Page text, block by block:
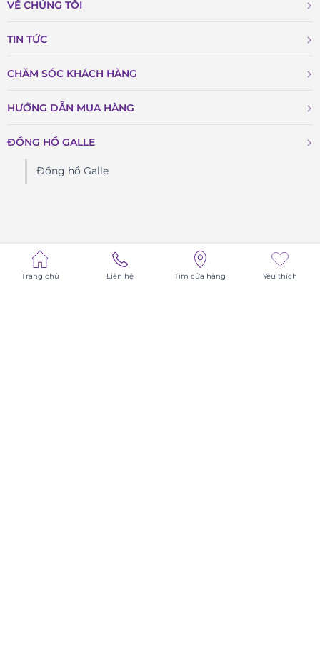
VỀ CHÚNG TÔI
TIN TỨC
CHĂM SÓC KHÁCH HÀNG
HƯỚNG DẪN MUA HÀNG
ĐỒNG HỒ GALLE
Đồng hồ Galle
Trang chủ Liên hệ Tìm cửa hàng Yêu thích